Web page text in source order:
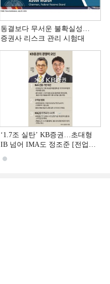
동결보다 무서운 불확실성…
증권사 리스크 관리 시험대
‘1.7조 실탄’ KB증권…초대형
IB 넘어 IMA도 정조준 [전업계